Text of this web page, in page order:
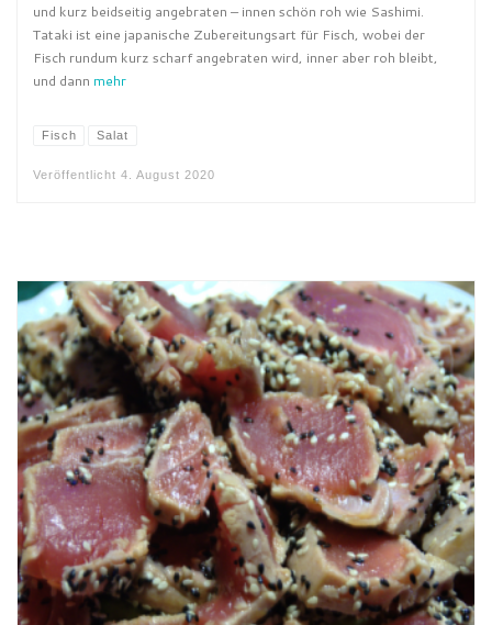
und kurz beidseitig angebraten – innen schön roh wie Sashimi.
Tataki ist eine japanische Zubereitungsart für Fisch, wobei der
Fisch rundum kurz scharf angebraten wird, inner aber roh bleibt,
und dann mehr
Fisch Salat
Veröffentlicht 4. August 2020